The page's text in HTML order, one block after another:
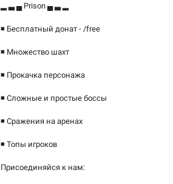
▂ ▃ ▄ Prison ▄ ▃ ▂
◾ Бесплатный донат - /free
◾ Множество шахт
◾ Прокачка персонажа
◾ Сложные и простые боссы
◾ Сражения на аренах
◾ Топы игроков
Присоединяйся к нам: